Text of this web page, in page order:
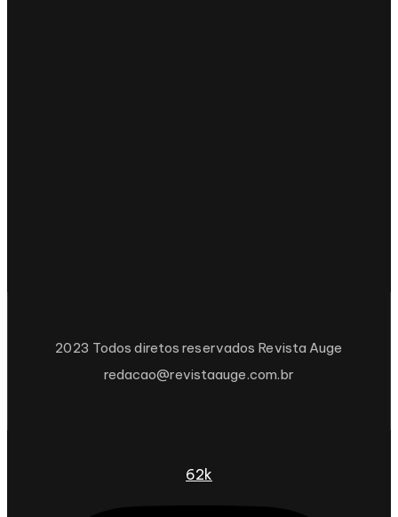
2023 Todos diretos reservados Revista Auge
redacao@revistaauge.com.br
62k